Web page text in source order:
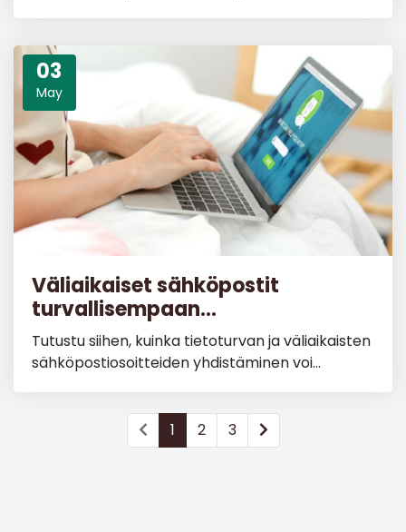
03
May
Väliaikaiset sähköpostit
turvallisempaan...
Tutustu siihen, kuinka tietoturvan ja väliaikaisten
sähköpostiosoitteiden yhdistäminen voi...
1 2 3